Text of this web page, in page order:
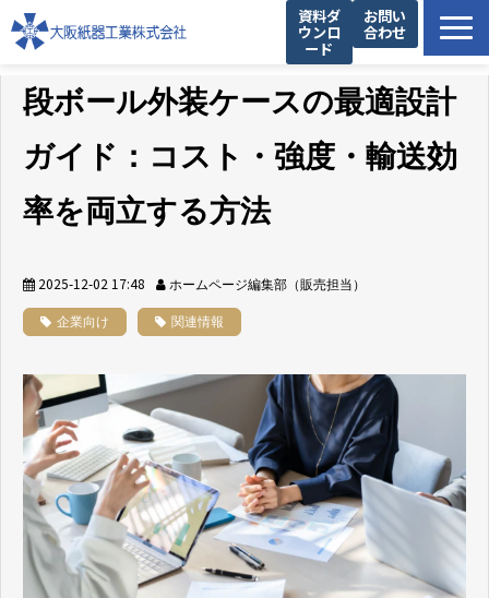
資料ダ
ウンロ
ード
お問い
合わせ
製品一覧
私たちの強み
設備紹介
提案事例
企業情報
段ボール外装ケースの最適設計
ガイド：コスト・強度・輸送効
率を両立する方法
2025-12-02 17:48 ホームページ編集部（販売担当）
企業向け 関連情報